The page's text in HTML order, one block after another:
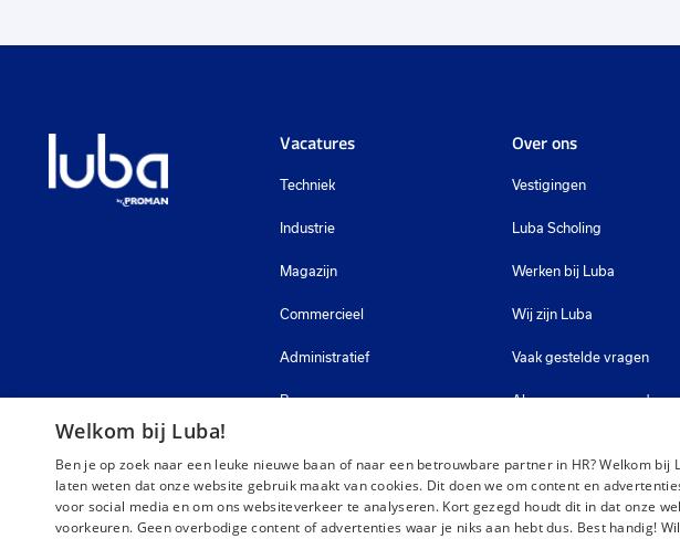
Vacatures
Techniek
Industrie
Magazijn
Commercieel
Administratief
Bouw
Over ons
Vestigingen
Luba Scholing
Werken bij Luba
Wij zijn Luba
Vaak gestelde vragen
Algemene voorwaarden
Welkom bij Luba!
Ben je op zoek naar een leuke nieuwe baan of naar een betrouwbare partner in HR? Welkom bij
laten weten dat onze website gebruik maakt van cookies. Dit doen we om content en
voor social media en om ons websiteverkeer te analyseren. Kort gezegd houdt dit in dat onze
voorkeuren. Geen overbodige content of advertenties waar je niks aan hebt dus. Best handig!